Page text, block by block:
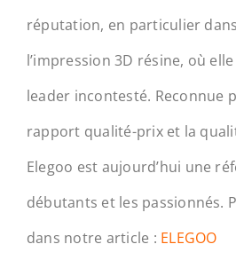
réputation, en particulier
l’impression 3D résine, où
leader incontesté. Reconnue
rapport qualité-prix et la
Elegoo est aujourd’hui une
débutants et les passionnés.
dans notre article : ELEGOO